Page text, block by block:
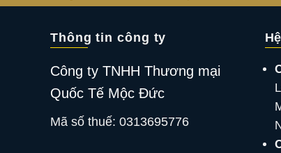
Thông tin công ty
Công ty TNHH Thương mại
Quốc Tế Mộc Đức
Mã số thuế: 0313695776